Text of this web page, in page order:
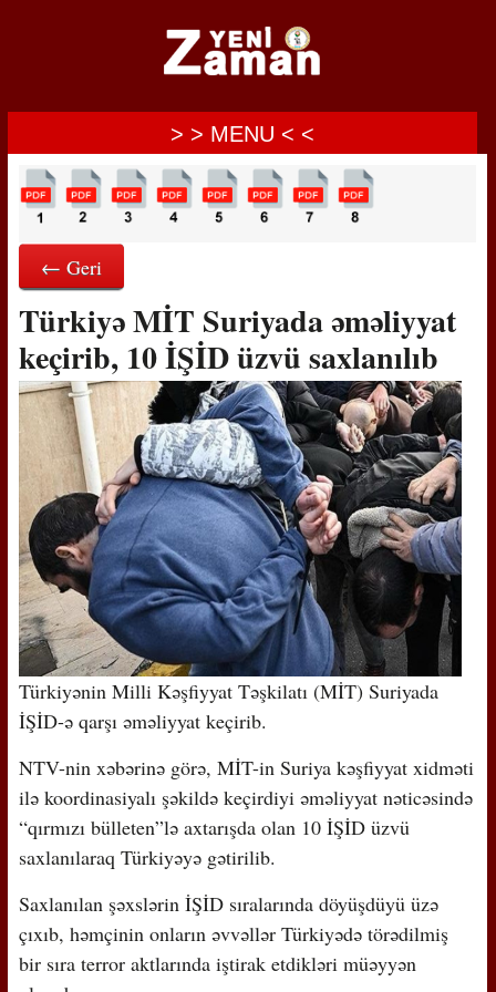
> > MENU < <
← Geri
Türkiyə MİT Suriyada əməliyyat
keçirib, 10 İŞİD üzvü saxlanılıb
Türkiyənin Milli Kəşfiyyat Təşkilatı (MİT) Suriyada
İŞİD-ə qarşı əməliyyat keçirib.
NTV-nin xəbərinə görə, MİT-in Suriya kəşfiyyat xidməti
ilə koordinasiyalı şəkildə keçirdiyi əməliyyat nəticəsində
“qırmızı bülleten”lə axtarışda olan 10 İŞİD üzvü
saxlanılaraq Türkiyəyə gətirilib.
Saxlanılan şəxslərin İŞİD sıralarında döyüşdüyü üzə
çıxıb, həmçinin onların əvvəllər Türkiyədə törədilmiş
bir sıra terror aktlarında iştirak etdikləri müəyyən